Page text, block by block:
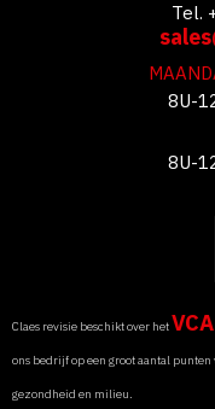
Tel.
8U-
8U-
Claes revisie beschikt over het
ons bedrijf op een groot aantal
gezondheid en milieu.